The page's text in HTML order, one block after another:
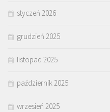
styczeń 2026
grudzień 2025
listopad 2025
październik 2025
wrzesień 2025